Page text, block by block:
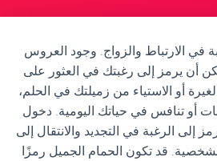
في الارتباط والزواج. وجود العروس
أن يرمز إلى رغبتك في العثور على
أو الاستياء من زميلتك في الحلم،
أو تنافس في حياتك اليومية. دخول
إلى الرغبة في التجديد والانتقال إلى
قد تكون الحمام الجميل رمزًا